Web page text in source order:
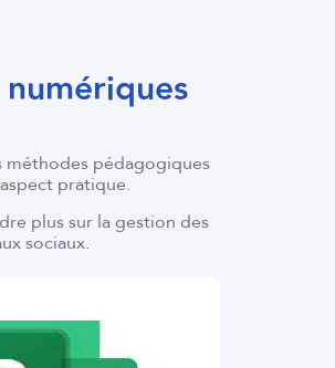
méthodes pédagogiques
pratique.
plus sur la gestion des
sociaux.